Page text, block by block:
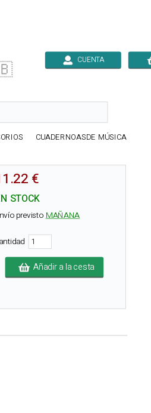
CUENTA
CUADERNOASDE MÚSICA
€
STOCK
previstoMAÑANA
Añadir a la cesta